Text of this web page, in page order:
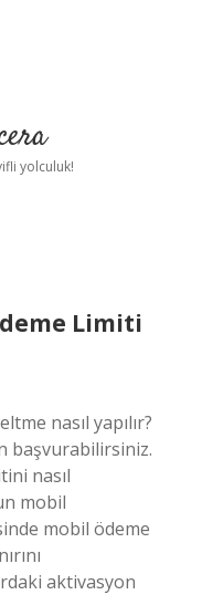
yolculuk!
Limiti
nasıl yapılır?
başvurabilirsiniz.
nasıl
mobil
mobil ödeme
aktivasyon